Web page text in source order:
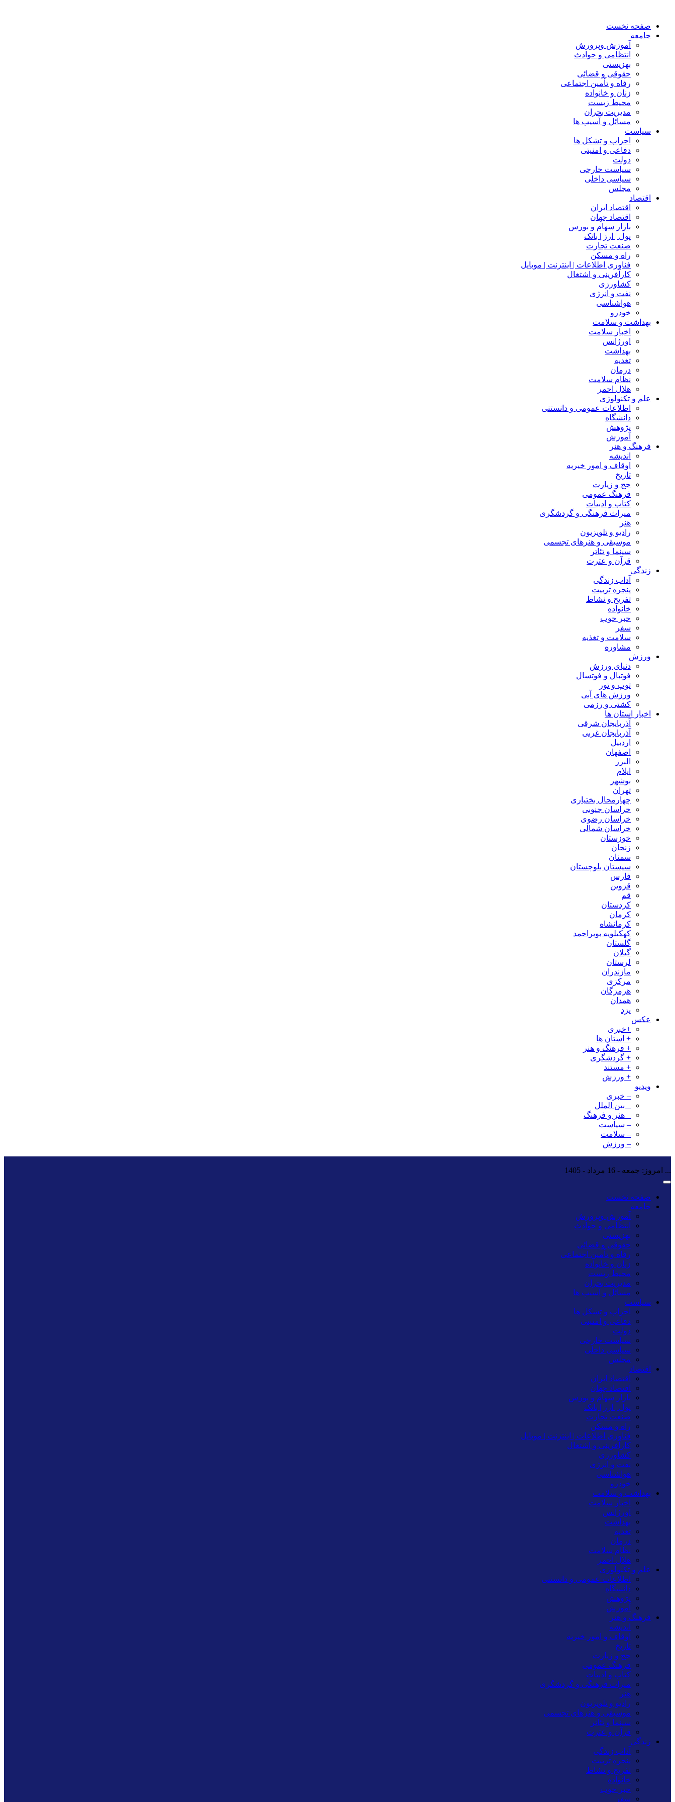
صفحه نخست
جامعه
آموزش وپرورش
انتظامی و حوادث
بهزیستی
حقوقی و قضائی
رفاه و تأمین اجتماعی
زنان و خانواده
محیط زیست
مدیریت بحران
مسائل و آسیب ها
سیاست
احزاب و تشکل ها
دفاعی و امنیتی
دولت
سیاست خارجی
سیاسی داخلی
مجلس
اقتصاد
اقتصاد ایران
اقتصاد جهان
بازار سهام و بورس
پول | ارز | بانک
صنعت تجارت
راه و مسکن
فناوری اطلاعات | اینترنت | موبایل
کارآفرینی و اشتغال
کشاورزی
نفت و انرژی
هواشناسی
خودرو
بهداشت و سلامت
اخبار سلامت
اورژانس
بهداشت
تغدیه
درمان
نظام سلامت
هلال احمر
علم و تکنولوژی
اطلاعات عمومی و دانستنی
دانشگاه
پژوهش
آموزش
فرهنگ و هنر
اندیشه
اوقاف و امور خیریه
تاریخ
حج و زیارت
فرهنگ عمومی
کتاب و ادبیات
میراث فرهنگی و گردشگری
هنر
رادیو و تلویزیون
موسیقی و هنرهای تجسمی
سینما و تئاتر
قرآن و عترت
زندگی
آداب زندگی
پنجره تربیت
تفریح و نشاط
خانواده
خبر خوب
سفر
سلامت و تغذیه
مشاوره
ورزش
دنیای ورزش
فوتبال و فوتسال
توپ و تور
ورزش های آبی
کشتی و رزمی
اخبار استان ها
آذربایجان شرقی
آذربایجان غربی
اردبیل
اصفهان
البرز
ایلام
بوشهر
تهران
چهارمحال بختیاری
خراسان جنوبی
خراسان رضوی
خراسان شمالی
خوزستان
زنجان
سمنان
سیستان بلوچستان
فارس
قزوین
قم
کردستان
کرمان
کرمانشاه
کهکیلویه بویراحمد
گلستان
گیلان
لرستان
مازندران
مرکزی
هرمزگان
همدان
یزد
عکس
+خبری
+ استان ها
+ فرهنگ و هنر
+ گردشگری
+ مستند
+ ورزش
ویدیو
– خبری
_ بین الملل
_ هنر و فرهنگ
– سیاست
– سلامت
– ورزش
... امروز: جمعه - 16 مرداد - 1405
صفحه نخست
جامعه
آموزش وپرورش
انتظامی و حوادث
بهزیستی
حقوقی و قضائی
رفاه و تأمین اجتماعی
زنان و خانواده
محیط زیست
مدیریت بحران
مسائل و آسیب ها
سیاست
احزاب و تشکل ها
دفاعی و امنیتی
دولت
سیاست خارجی
سیاسی داخلی
مجلس
اقتصاد
اقتصاد ایران
اقتصاد جهان
بازار سهام و بورس
پول | ارز | بانک
صنعت تجارت
راه و مسکن
فناوری اطلاعات | اینترنت | موبایل
کارآفرینی و اشتغال
کشاورزی
نفت و انرژی
هواشناسی
خودرو
بهداشت و سلامت
اخبار سلامت
اورژانس
بهداشت
تغدیه
درمان
نظام سلامت
هلال احمر
علم و تکنولوژی
اطلاعات عمومی و دانستنی
دانشگاه
پژوهش
آموزش
فرهنگ و هنر
اندیشه
اوقاف و امور خیریه
تاریخ
حج و زیارت
فرهنگ عمومی
کتاب و ادبیات
میراث فرهنگی و گردشگری
هنر
رادیو و تلویزیون
موسیقی و هنرهای تجسمی
سینما و تئاتر
قرآن و عترت
زندگی
آداب زندگی
پنجره تربیت
تفریح و نشاط
خانواده
خبر خوب
سفر